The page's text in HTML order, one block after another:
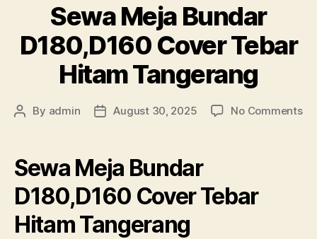
Sewa Meja Bundar
D180,D160 Cover Tebar
Hitam Tangerang
Post
By admin
PostAugust 30, 2025 No Commentson
Sewa Meja Bundar
D180,D160 Cover Tebar
Hitam Tangerang